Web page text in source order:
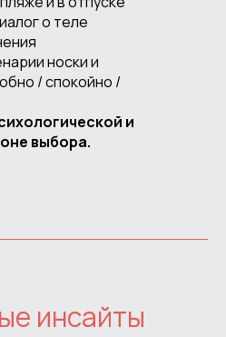
о теле
носки и
/ спокойно /
и
выбора.
инсайты